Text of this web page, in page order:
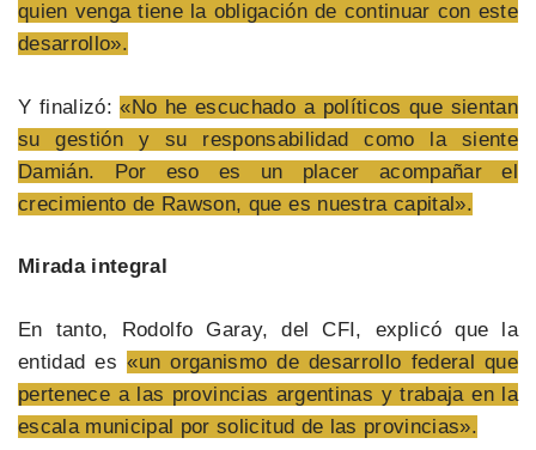
quien venga tiene la obligación de continuar con este
desarrollo».
Y finalizó:«No he escuchado a políticos que sientan
su gestión y su responsabilidad como la siente
Damián. Por eso es un placer acompañar el
crecimiento de Rawson, que es nuestra capital».
Mirada integral
En tanto, Rodolfo Garay, del CFI, explicó que la
entidad es«un organismo de desarrollo federal que
pertenece a las provincias argentinas y trabaja en la
escala municipal por solicitud de las provincias».